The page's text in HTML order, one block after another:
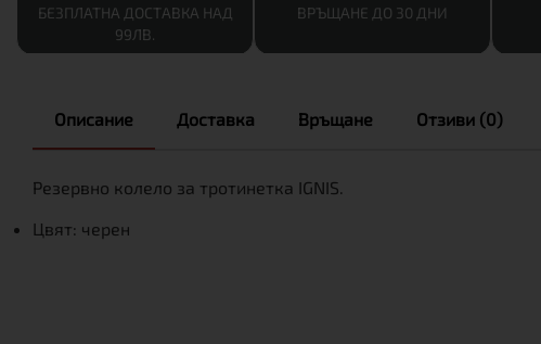
БЕЗПЛАТНА ДОСТАВКА НАД
99ЛВ.
ВРЪЩАНЕ ДО 30 ДНИ
Описание Доставка Връщане Отзиви (0)
Резервно колело за тротинетка IGNIS.
Цвят: черен